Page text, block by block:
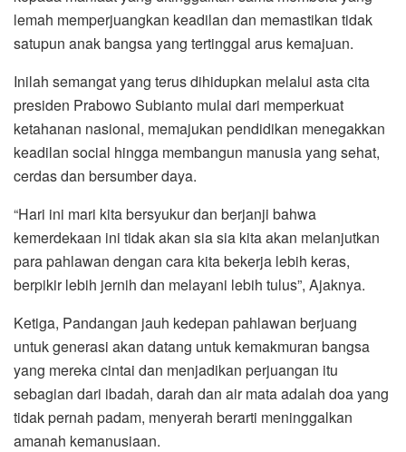
lemah memperjuangkan keadilan dan memastikan tidak
satupun anak bangsa yang tertinggal arus kemajuan.
Inilah semangat yang terus dihidupkan melalui asta cita
presiden Prabowo Subianto mulai dari memperkuat
ketahanan nasional, memajukan pendidikan menegakkan
keadilan social hingga membangun manusia yang sehat,
cerdas dan bersumber daya.
“Hari ini mari kita bersyukur dan berjanji bahwa
kemerdekaan ini tidak akan sia sia kita akan melanjutkan
para pahlawan dengan cara kita bekerja lebih keras,
berpikir lebih jernih dan melayani lebih tulus”, Ajaknya.
Ketiga, Pandangan jauh kedepan pahlawan berjuang
untuk generasi akan datang untuk kemakmuran bangsa
yang mereka cintai dan menjadikan perjuangan itu
sebagian dari ibadah, darah dan air mata adalah doa yang
tidak pernah padam, menyerah berarti meninggalkan
amanah kemanusiaan.